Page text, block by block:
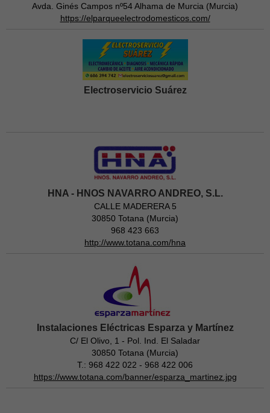
Avda. Ginés Campos nº54 Alhama de Murcia (Murcia)
https://elparqueelectrodomesticos.com/
Electroservicio Suárez
HNA - HNOS NAVARRO ANDREO, S.L.
CALLE MADERERA 5
30850 Totana (Murcia)
968 423 663
http://www.totana.com/hna
Instalaciones Eléctricas Esparza y Martínez
C/ El Olivo, 1 - Pol. Ind. El Saladar
30850 Totana (Murcia)
T.: 968 422 022 - 968 422 006
https://www.totana.com/banner/esparza_martinez.jpg